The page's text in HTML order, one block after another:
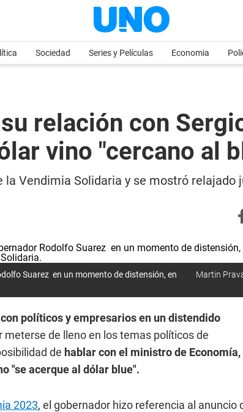
Sociedad Series y Películas Economia
relación con
vino "cercano al
Vendimia Solidaria y se mostró
Suarez en un momento de distensión, en
Martin
políticos y empresarios en un distendido
meterse de lleno en los temas políticos de
de hablar con el ministro de Economía,
"se acerque al dólar blue".
2023, el gobernador hizo referencia al anuncio